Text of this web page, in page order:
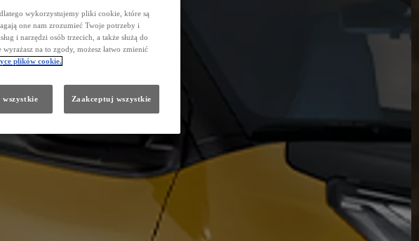
wykorzystujemy pliki cookie, które są
one nam zrozumieć Twoje potrzeby i
i narzędzi osób trzecich, a także służą do
na to zgody, możesz łatwo zmienić
plików cookie.
wszystkie Zaakceptuj wszystkie